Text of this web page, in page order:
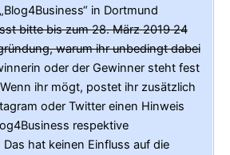
in Dortmund
bitte bis zum 28. März 2019 24
warum ihr unbedingt dabei
oder der Gewinner steht fest
ihr mögt, postet ihr zusätzlich
oder Twitter einen Hinweis
respektive
hat keinen Einfluss auf die